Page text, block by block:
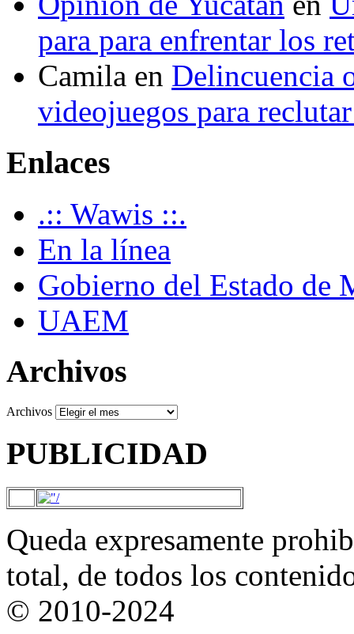
para para enfrentar los
Camila en Delincuencia
videojuegos para
Enlaces
.:: Wawis ::.
En la línea
Gobierno del Estado de
UAEM
Archivos
Archivos
PUBLICIDAD
Queda expresamente
total, de todos los
© 2010-2024